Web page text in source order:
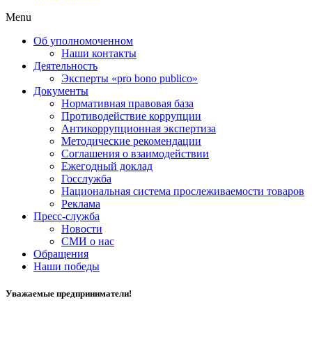
Menu
Об уполномоченном
Наши контакты
Деятельность
Эксперты «pro bono publico»
Документы
Нормативная правовая база
Противодействие коррупции
Антикоррупционная экспертиза
Методические рекомендации
Соглашения о взаимодействии
Ежегодный доклад
Госслужба
Национальная система прослеживаемости товаров
Реклама
Пресс-служба
Новости
СМИ о нас
Обращения
Наши победы
Уважаемые предприниматели!